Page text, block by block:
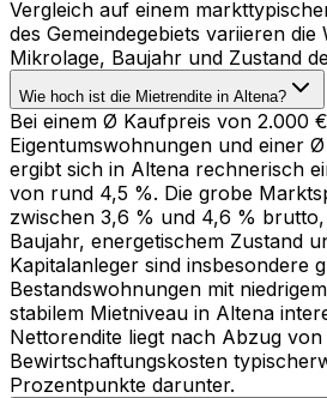
Vergleich auf einem
des Gemeindegebiets variieren die
Mikrolage, Baujahr und Zustand
Wie hoch ist die Mietrendite in Altena?
Bei einem Ø Kaufpreis von 2.000
Eigentumswohnungen und einer
ergibt sich in Altena rechnerisch
von rund 4,5 %. Die grobe
zwischen 3,6 % und 4,6 %
Baujahr, energetischem Zustand
Kapitalanleger sind insbesondere
Bestandswohnungen mit
stabilem Mietniveau in Altena
Nettorendite liegt nach Abzug
Bewirtschaftungskosten
Prozentpunkte darunter.